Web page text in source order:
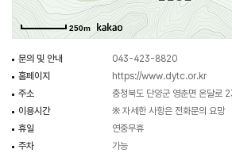
250m
문의 및 안내
043-423-8820
홈페이지
https://www.dytc.or.kr
주소
충청북도 단양군 영춘면 온달로
이용시간
※ 자세한 사항은 전화문의 요망
휴일
연중무휴
주차
가능